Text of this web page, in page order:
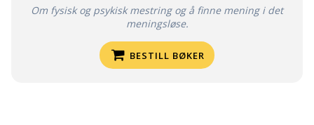
Om fysisk og psykisk mestring og å finne mening i det
meningsløse.
BESTILL BØKER